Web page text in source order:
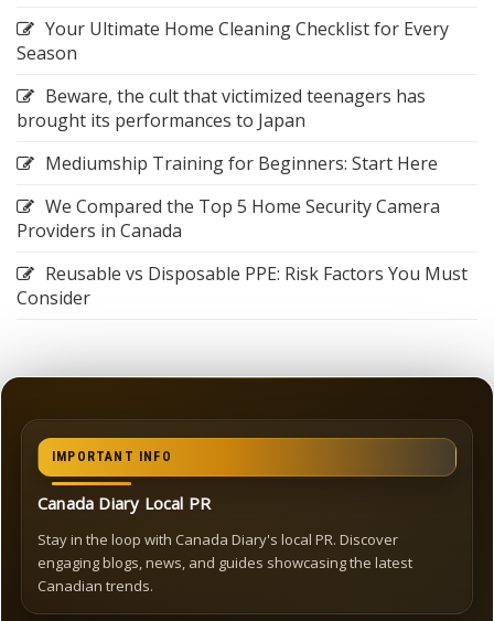
Your Ultimate Home Cleaning Checklist for Every
Season
Beware, the cult that victimized teenagers has
brought its performances to Japan
Mediumship Training for Beginners: Start Here
We Compared the Top 5 Home Security Camera
Providers in Canada
Reusable vs Disposable PPE: Risk Factors You Must
Consider
IMPORTANT INFO
Canada Diary Local PR
Stay in the loop with Canada Diary's local PR. Discover
engaging blogs, news, and guides showcasing the latest
Canadian trends.